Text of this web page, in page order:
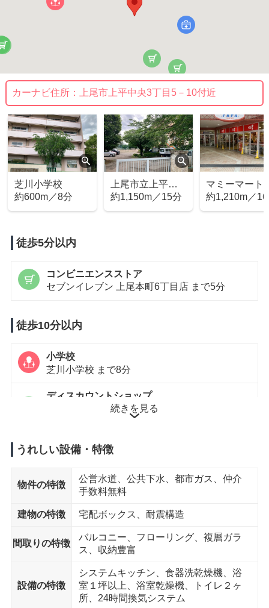
カーナビ住所： 上尾市上平中央3丁目5－10付近
芝川小学校
約600m／8分
上尾市立上平中
学校
約1,150m／15分
マミーマート
鮮市場TOP(
プ) 上尾店
約1,210m／
徒歩5分以内
コンビニエンスストア
セブンイレブン 上尾本町6丁目店 まで5分
徒歩10分以内
小学校
芝川小学校 まで8分
ディスカウントショップ
TRIAL ディスカウントストア 上尾本町店 まで9
コンビニエンスストア
ドラッグストア
クスリのアオキ 上尾本町店 まで9分
かしの木内科小児科クリニック まで6分
徒歩15分以内
続きを見る
うれしい設備・特徴
物件の特徴
公営水道、公共下水、都市ガス、仲介
手数料無料
建物の特徴 宅配ボックス、耐震構造
間取りの特徴
バルコニー、フローリング、複層ガラ
ス、収納豊富
設備の特徴
システムキッチン、食器洗乾燥機、浴
室１坪以上、浴室乾燥機、トイレ２ヶ
所、24時間換気システム